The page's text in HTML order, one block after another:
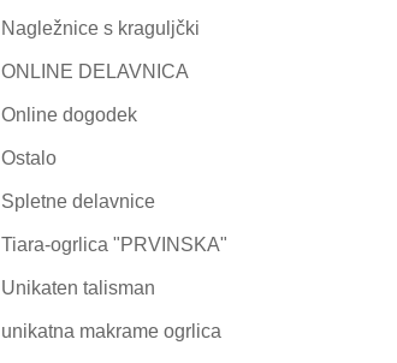
Nagležnice s kraguljčki
ONLINE DELAVNICA
Online dogodek
Ostalo
Spletne delavnice
Tiara-ogrlica "PRVINSKA"
Unikaten talisman
unikatna makrame ogrlica